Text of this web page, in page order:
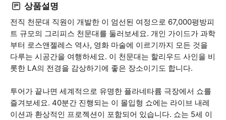
상품설명
전직 천문대 직원이 개발한 이 엄선된 여정으로 67,000평방피
트 규모의 그리피스 천문대를 둘러보세요. 개인 가이드가 과학
부터 로스앤젤레스 역사, 영화 마술에 이르기까지 모든 것을
다루는 시공간을 여행하세요. 이 천문대는 할리우드 사인을 비
롯한 LA의 전경을 감상하기에 좋은 장소이기도 합니다.
투어가 끝나면 세계적으로 유명한 플라네타륨 극장에서 쇼를
즐겨보세요. 40분간 진행되는 이 몰입형 쇼에는 라이브 내레
이션과 환상적인 프로젝션이 포함되어 있습니다. 쇼는 5세 이